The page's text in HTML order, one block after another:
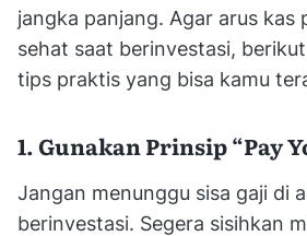
jangka panjang. Agar arus kas
sehat saat berinvestasi,
tips praktis yang bisa kamu
1. Gunakan Prinsip “Pay
Jangan menunggu sisa gaji di
berinvestasi. Segera sisihkan